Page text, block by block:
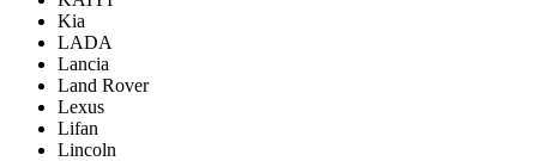
Kia
LADA
Lancia
Land Rover
Lexus
Lifan
Lincoln